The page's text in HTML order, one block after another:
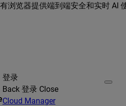
浏览器提供端到端安全和实时 AI
登录
Back 登录 Close
Cloud Manager